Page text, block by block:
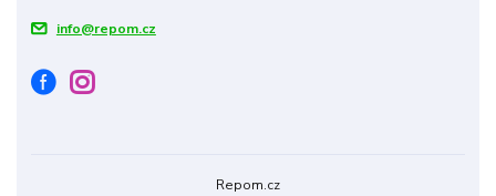
info@repom.cz
Repom.cz